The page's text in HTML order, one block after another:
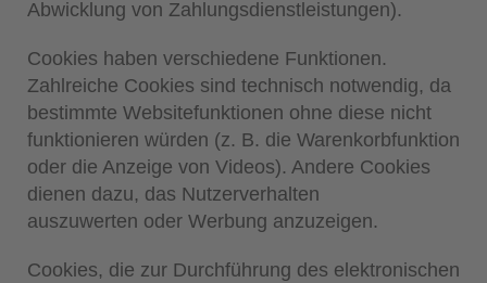
Abwicklung von Zahlungsdienstleistungen).
Cookies haben verschiedene Funktionen.
Zahlreiche Cookies sind technisch notwendig, da
bestimmte Websitefunktionen ohne diese nicht
funktionieren würden (z. B. die Warenkorbfunktion
oder die Anzeige von Videos). Andere Cookies
dienen dazu, das Nutzerverhalten
auszuwerten oder Werbung anzuzeigen.
Cookies, die zur Durchführung des elektronischen